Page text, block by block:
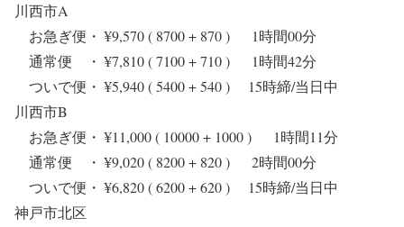
川西市A
お急ぎ便・ ¥9,570 ( 8700 + 870 ) 1時間00分
通常便 ・ ¥7,810 ( 7100 + 710 ) 1時間42分
ついで便・ ¥5,940 ( 5400 + 540 ) 15時締/当日中
川西市B
お急ぎ便・ ¥11,000 ( 10000 + 1000 ) 1時間11分
通常便 ・ ¥9,020 ( 8200 + 820 ) 2時間00分
ついで便・ ¥6,820 ( 6200 + 620 ) 15時締/当日中
神戸市北区